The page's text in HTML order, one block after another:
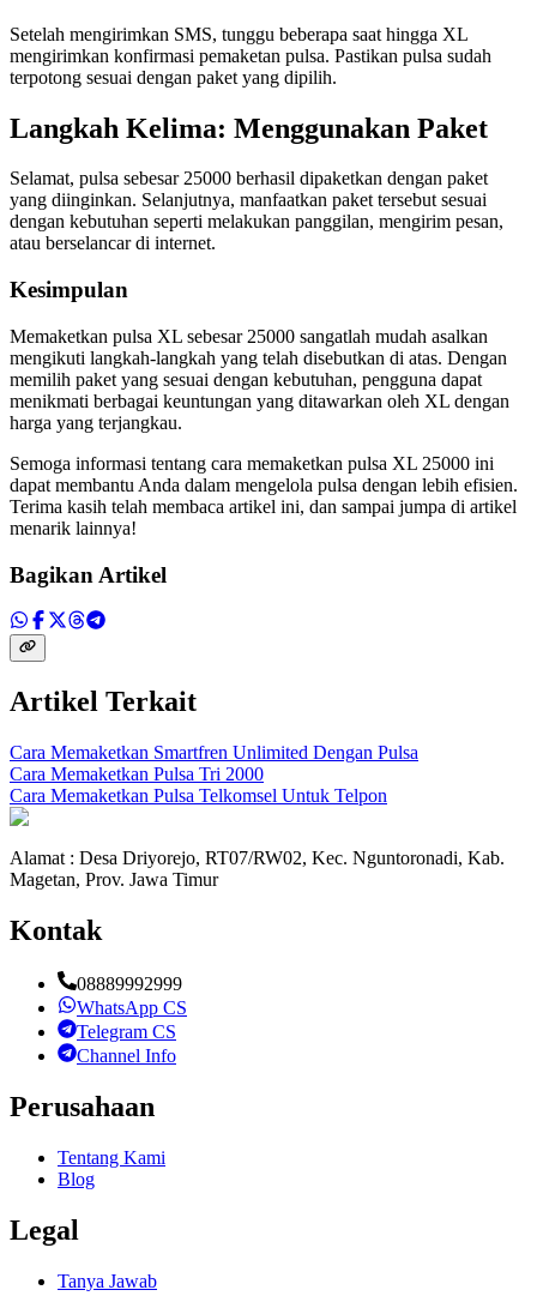
Setelah mengirimkan SMS, tunggu beberapa saat hingga XL
mengirimkan konfirmasi pemaketan pulsa. Pastikan pulsa sudah
terpotong sesuai dengan paket yang dipilih.
Langkah Kelima: Menggunakan Paket
Selamat, pulsa sebesar 25000 berhasil dipaketkan dengan paket
yang diinginkan. Selanjutnya, manfaatkan paket tersebut sesuai
dengan kebutuhan seperti melakukan panggilan, mengirim pesan,
atau berselancar di internet.
Kesimpulan
Memaketkan pulsa XL sebesar 25000 sangatlah mudah asalkan
mengikuti langkah-langkah yang telah disebutkan di atas. Dengan
memilih paket yang sesuai dengan kebutuhan, pengguna dapat
menikmati berbagai keuntungan yang ditawarkan oleh XL dengan
harga yang terjangkau.
Semoga informasi tentang cara memaketkan pulsa XL 25000 ini
dapat membantu Anda dalam mengelola pulsa dengan lebih efisien.
Terima kasih telah membaca artikel ini, dan sampai jumpa di artikel
menarik lainnya!
Bagikan Artikel
Artikel Terkait
Cara Memaketkan Smartfren Unlimited Dengan Pulsa
Cara Memaketkan Pulsa Tri 2000
Cara Memaketkan Pulsa Telkomsel Untuk Telpon
Alamat : Desa Driyorejo, RT07/RW02, Kec. Nguntoronadi, Kab.
Magetan, Prov. Jawa Timur
Kontak
08889992999
WhatsApp CS
Telegram CS
Channel Info
Perusahaan
Tentang Kami
Blog
Legal
Tanya Jawab